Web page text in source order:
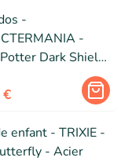
-
-
Dark Shield
- Noir - Petit
€
enfant - TRIXIE -
- Acier